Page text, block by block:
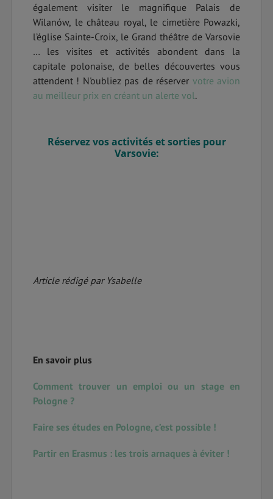
également visiter le magnifique Palais de
Wilanów, le château royal, le cimetière Powazki,
l’église Sainte-Croix, le Grand théâtre de Varsovie
… les visites et activités abondent dans la
capitale polonaise, de belles découvertes vous
attendent ! N'oubliez pas de réserver votre avion
au meilleur prix en créant un alerte vol.
Réservez vos activités et sorties pour
Varsovie:
Article rédigé par Ysabelle
En savoir plus
Comment trouver un emploi ou un stage en
Pologne ?
Faire ses études en Pologne, c’est possible !
Partir en Erasmus : les trois arnaques à éviter !